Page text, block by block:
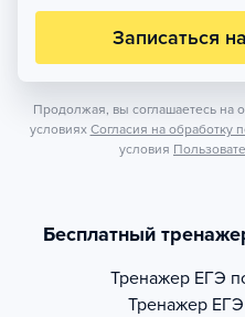
Записаться
Продолжая, вы соглашаетесь на
условиях Согласия на обработку
условия
Бесплатный
Тренажер ЕГЭ
Тренажер